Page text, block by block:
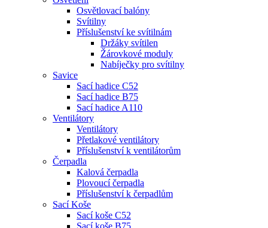
Osvětlovací balóny
Svítilny
Příslušenství ke svítilnám
Držáky svítilen
Žárovkové moduly
Nabíječky pro svítilny
Savice
Sací hadice C52
Sací hadice B75
Sací hadice A110
Ventilátory
Ventilátory
Přetlakové ventilátory
Příslušenství k ventilátorům
Čerpadla
Kalová čerpadla
Plovoucí čerpadla
Příslušenství k čerpadlům
Sací Koše
Sací koše C52
Sací koše B75